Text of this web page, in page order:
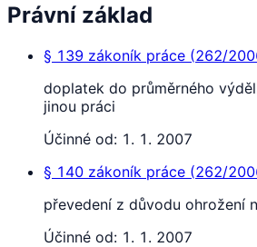
Právní základ
§ 139 zákoník práce (262/
doplatek do průměrného
jinou práci
Účinné od: 1. 1. 2007
§ 140 zákoník práce (262/
převedení z důvodu ohrožení
Účinné od: 1. 1. 2007